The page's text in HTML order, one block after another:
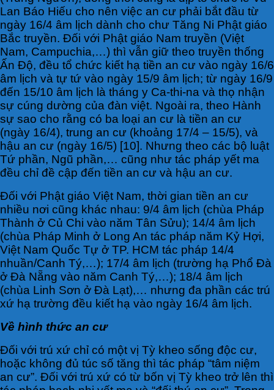
Lan Báo Hiếu cho nên việc an cư phải bắt đầu từ
ngày 16/4 âm lịch dành cho chư Tăng Ni Phật giáo
Bắc truyền. Đối với Phật giáo Nam truyền (Việt
Nam, Campuchia,…) thì vẫn giữ theo truyền thống
Ấn Độ, đều tổ chức kiết hạ tiền an cư vào ngày 16/6
âm lịch và tự tứ vào ngày 15/9 âm lịch; từ ngày 16/9
đến 15/10 âm lịch là tháng y Ca-thi-na và thọ nhận
sự cúng dường của đàn việt. Ngoài ra, theo Hành
sự sao cho rằng có ba loại an cư là tiền an cư
(ngày 16/4), trung an cư (khoảng 17/4 – 15/5), và
hậu an cư (ngày 16/5) [10]. Nhưng theo các bộ luật
Tứ phần, Ngũ phần,… cũng như tác pháp yết ma
đều chỉ đề cập đến tiền an cư và hậu an cư.
Đối với Phật giáo Việt Nam, thời gian tiền an cư
nhiều nơi cũng khác nhau: 9/4 âm lịch (chùa Pháp
Thành ở Củ Chi vào năm Tân Sửu); 14/4 âm lịch
(chùa Pháp Minh ở Long An tác pháp năm Kỷ Hợi,
Việt Nam Quốc Tự ở TP. HCM tác pháp 14/4
nhuần/Canh Tý,…); 17/4 âm lịch (trường hạ Phổ Đà
ở Đà Nẵng vào năm Canh Tý,…); 18/4 âm lịch
(chùa Linh Sơn ở Đà Lạt),… nhưng đa phần các trú
xứ hạ trường đều kiết hạ vào ngày 16/4 âm lịch.
Về hình thức an cư
Đối với trú xứ chỉ có một vị Tỳ kheo sống độc cư,
hoặc không đủ túc số tăng thì tác pháp “tâm niệm
an cư”. Đối với trú xứ có từ bốn vị Tỳ kheo trở lên thì